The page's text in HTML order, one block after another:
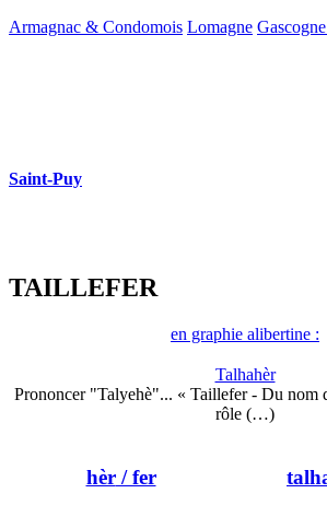
Armagnac & Condomois Lomagne
Saint-Puy
TAILLEFER
en graphie alibertine :
Talhahèr
Prononcer "Talyehè"... « Taillefer - Du nom
rôle (…)
hèr/ fer